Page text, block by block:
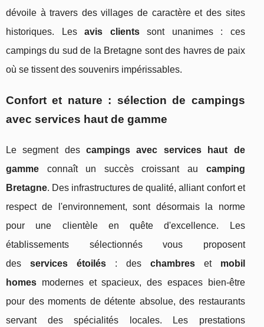
dévoile à travers des villages de caractère et des sites
historiques. Lesavis clientssont unanimes : ces
campings du sud de la Bretagne sont des havres de paix
où se tissent des souvenirs impérissables.
Confort et nature : sélection de campings
avec services haut de gamme
Le segment descampings avec services haut de
gamme connaît un succès croissant au camping
Bretagne. Des infrastructures de qualité, alliant confort et
respect de l'environnement, sont désormais la norme
pour une clientèle en quête d'excellence. Les
établissements sélectionnés vous proposent
des services étoilés: des chambreset mobil
homes modernes et spacieux, des espaces bien-être
pour des moments de détente absolue, des restaurants
servant des spécialités locales. Les prestations